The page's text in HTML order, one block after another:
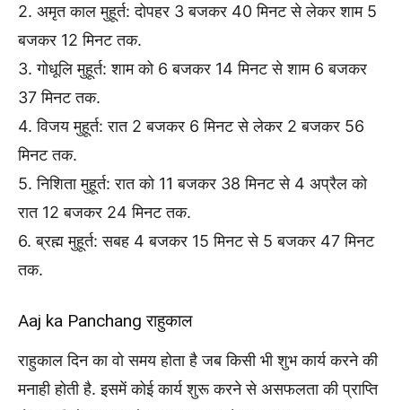
2. अमृत काल मुहूर्त: दोपहर 3 बजकर 40 मिनट से लेकर शाम 5
बजकर 12 मिनट तक.
3. गोधूलि मुहूर्त: शाम को 6 बजकर 14 मिनट से शाम 6 बजकर
37 मिनट तक.
4. विजय मुहूर्त: रात 2 बजकर 6 मिनट से लेकर 2 बजकर 56
मिनट तक.
5. निशिता मुहूर्त: रात को 11 बजकर 38 मिनट से 4 अप्रैल को
रात 12 बजकर 24 मिनट तक.
6. ब्रह्म मुहूर्त: सबह 4 बजकर 15 मिनट से 5 बजकर 47 मिनट
तक.
Aaj ka Panchang राहुकाल
राहुकाल दिन का वो समय होता है जब किसी भी शुभ कार्य करने की
मनाही होती है. इसमें कोई कार्य शुरू करने से असफलता की प्राप्ति